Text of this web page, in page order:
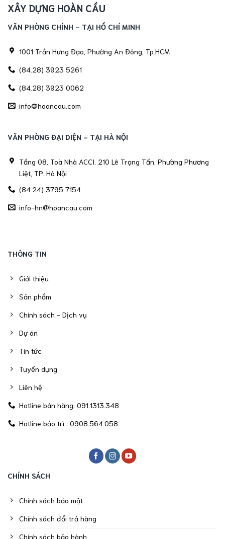
XÂY DỰNG HOÀN CẦU
VĂN PHÒNG CHÍNH - TẠI HỒ CHÍ MINH
1001 Trần Hưng Đạo, Phường An Đông, Tp.HCM
(84.28) 3923 5261
(84.28) 3923 0062
info@hoancau.com
VĂN PHÒNG ĐẠI DIỆN - TẠI HÀ NỘI
Tầng 08, Toà Nhà ACCI, 210 Lê Trọng Tấn, Phường Phương
Liệt, TP. Hà Nội
(84.24) 3795 7154
info-hn@hoancau.com
THÔNG TIN
Giới thiệu
Sản phẩm
Chính sách - Dịch vụ
Dự án
Tin tức
Tuyển dụng
Liên hệ
Hotline bán hàng: 091.1313.348
Hotline bảo trì : 0908.564.058
CHÍNH SÁCH
Chính sách bảo mật
Chính sách đổi trả hàng
Chính sách bảo hành